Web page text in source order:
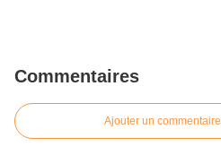
Commentaires
Ajouter un commentaire